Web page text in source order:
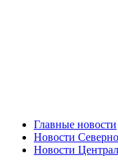
Главные новости
Новости
Новости